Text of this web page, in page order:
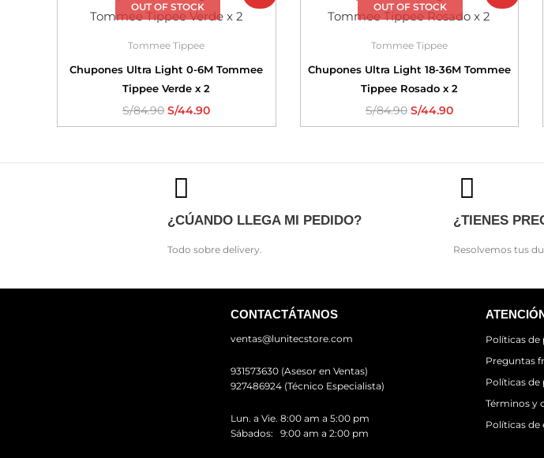
OUT OF STOCK
Tommee Tippee
Chupones Ultra Light 0-6M Tommee
Tippee Verde x 2
S/84.90 S/44.90
OUT OF STOCK
Tommee Tippee
Chupones Ultra Light 18-36M Tommee
Tippee Rosado x 2
S/84.90 S/44.90
¿CÚANDO LLEGA MI PEDIDO?
Todo sobre delivery.
¿TIENES
Resolvemos tus
CONTACTÁTANOS
ventas@lunitecstore.com
931573630 (Asesor en Ventas)
927486924 (Técnico Especialista)
Lun. a Vie. 8:00 am a 5:00 pm
Sábados: 9:00 am a 2:00 pm
Políticas de
Preguntas
Políticas de
Términos y
Políticas de